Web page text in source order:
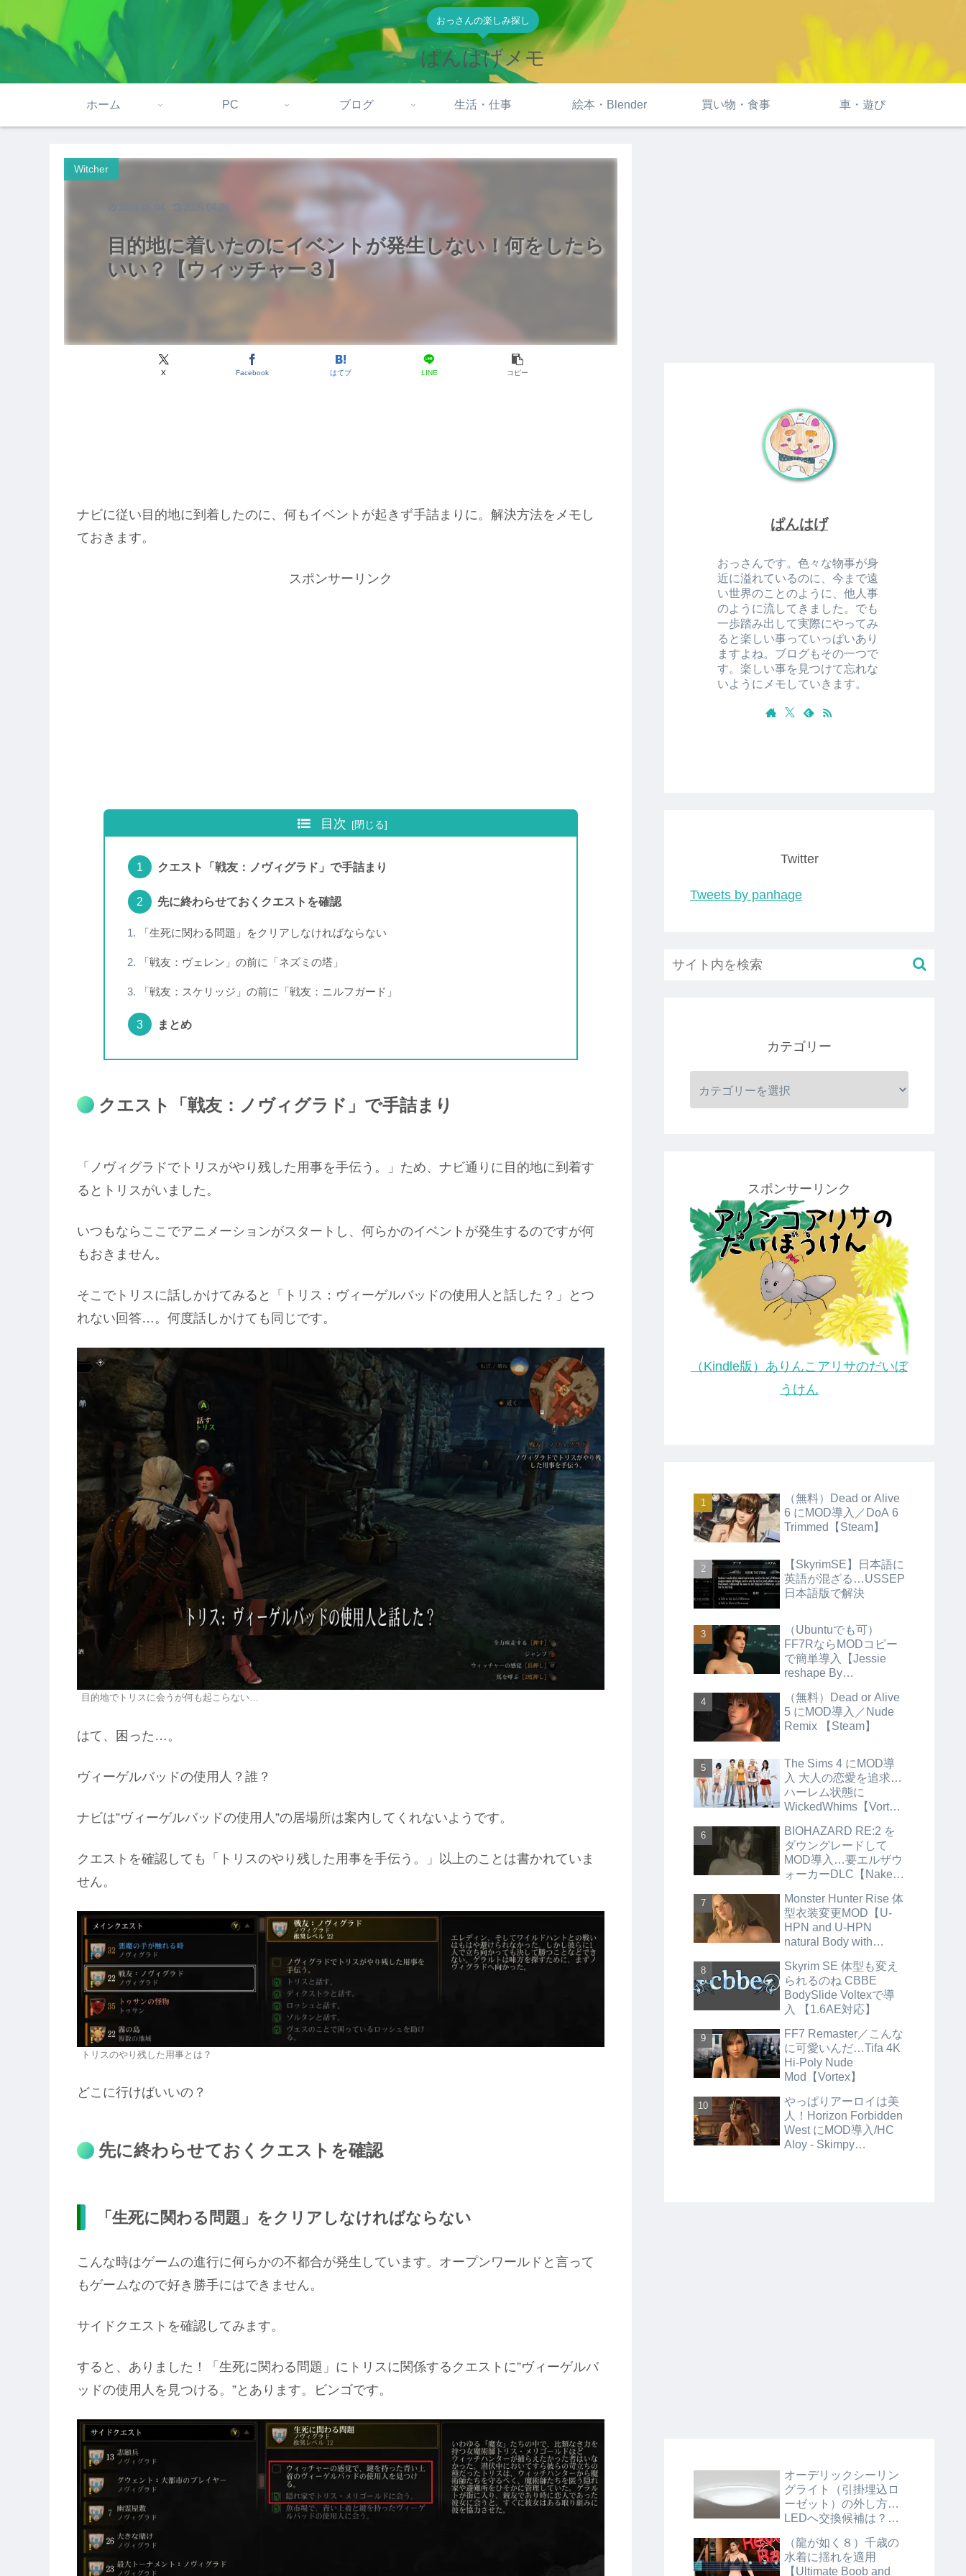
おっさんの楽しみ探し
ぱんはげメモ
ホーム PC ブログ 生活・仕事 絵本・Blender 買い物・食事 車・遊び
目的地に着いたのにイベントが発生しない！何をしたら
いい？【ウィッチャー３】
Witcher
X Facebook はてブ LINE コピー
2024.05.04 2025.04.26
ナビに従い目的地に到着したのに、何もイベントが起きず手詰まりに。解決方法をメモし
ておきます。
スポンサーリンク
目次
クエスト「戦友：ノヴィグラド」で手詰まり
先に終わらせておくクエストを確認
「生死に関わる問題」をクリアしなければならない
「戦友：ヴェレン」の前に「ネズミの塔」
「戦友：スケリッジ」の前に「戦友：ニルフガード」
まとめ
クエスト「戦友：ノヴィグラド」で手詰まり
「ノヴィグラドでトリスがやり残した用事を手伝う。」ため、ナビ通りに目的地に到着す
るとトリスがいました。
いつもならここでアニメーションがスタートし、何らかのイベントが発生するのですが何
もおきません。
そこでトリスに話しかけてみると「トリス：ヴィーゲルバッドの使用人と話した？」とつ
れない回答…。何度話しかけても同じです。
目的地でトリスに会うが何も起こらない…
はて、困った…。
ヴィーゲルバッドの使用人？誰？
ナビは”ヴィーゲルバッドの使用人”の居場所は案内してくれないようです。
クエストを確認しても「トリスのやり残した用事を手伝う。」以上のことは書かれていま
せん。
トリスのやり残した用事とは？
どこに行けばいいの？
先に終わらせておくクエストを確認
「生死に関わる問題」をクリアしなければならない
こんな時はゲームの進行に何らかの不都合が発生しています。オープンワールドと言って
もゲームなので好き勝手にはできません。
サイドクエストを確認してみます。
すると、ありました！「生死に関わる問題」にトリスに関係するクエストに”ヴィーゲルバ
ッドの使用人を見つける。”とあります。ビンゴです。
ぱんはげ
おっさんです。色々な物事が身
近に溢れているのに、今まで遠
い世界のことのように、他人事
のように流してきました。でも
一歩踏み出して実際にやってみ
ると楽しい事っていっぱいあり
ますよね。ブログもその一つで
す。楽しい事を見つけて忘れな
いようにメモしていきます。
Twitter
Tweets by panhage
カテゴリー
スポンサーリンク
（Kindle版）ありんこアリサのだいぼ
うけん
（無料）Dead or Alive
6 にMOD導入／DoA 6
Trimmed【Steam】
【SkyrimSE】日本語に
英語が混ざる…USSEP
日本語版で解決
（Ubuntuでも可）
FF7RならMODコピー
で簡単導入【Jessie
reshape By
（無料）Dead or Alive
5 にMOD導入／Nude
Remix 【Steam】
The Sims 4 にMOD導
入 大人の恋愛を追求…
ハーレム状態に
WickedWhims【Vortex
BIOHAZARD RE:2 を
ダウングレードして
MOD導入…要エルザウ
ォーカーDLC【Naked
【Steam】
Monster Hunter Rise 体
型衣装変更MOD【U-
HPN and U-HPN
natural Body with
Skimpy Inner Wear】
Skyrim SE 体型も変え
られるのね CBBE
BodySlide Voltexで導
入 【1.6AE対応】
FF7 Remaster／こんな
に可愛いんだ…Tifa 4K
Hi-Poly Nude
Mod【Vortex】
やっぱりアーロイは美
人！Horizon Forbidden
West にMOD導入/HC
Aloy - Skimpy
オーデリックシーリン
グライト（引掛埋込ロ
ーゼット）の外し方…
LEDへ交換候補は？
N】
（龍が如く８）千歳の
水着に揺れを適用
【Ultimate Boob and